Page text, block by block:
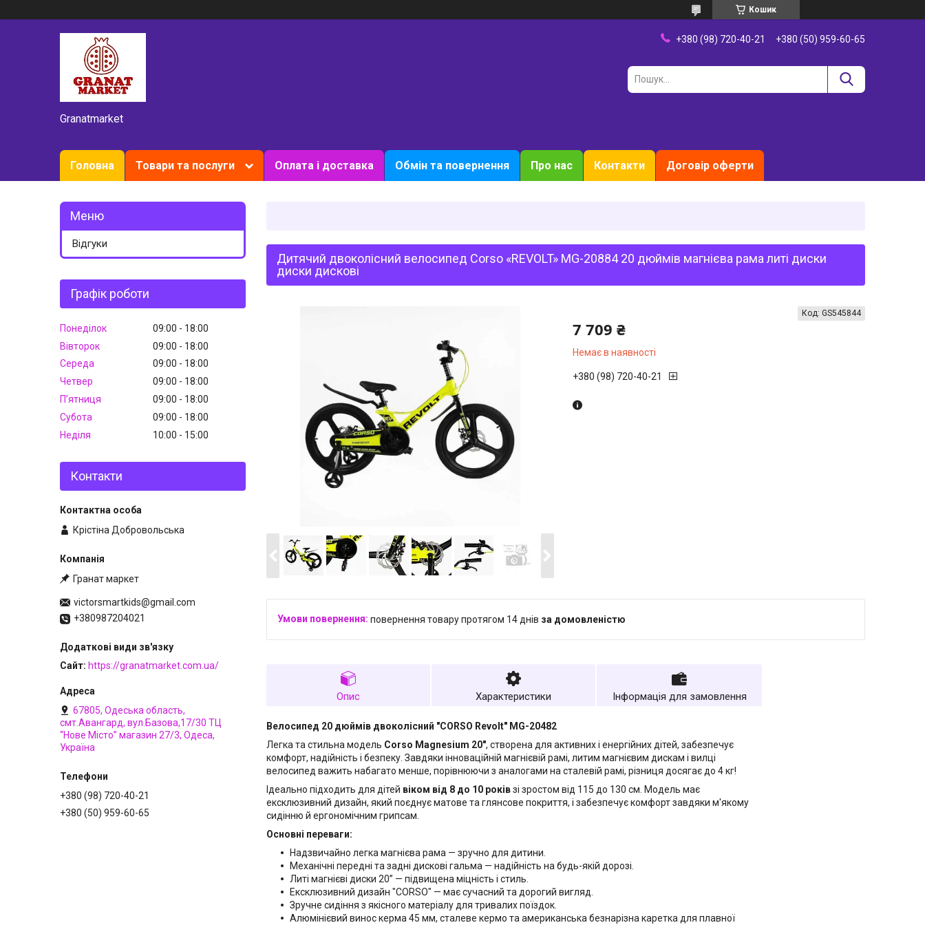
Кошик
Granatmarket
+380 (98) 720-40-21 +380 (50) 959-60-65
Головна Товари та послуги Оплата і доставка Обмін та повернення Про нас Контакти Договір оферти
Дитячий двоколісний велосипед Corso «REVOLT» MG-20884 20 дюймів магнієва рама литі диски
диски дискові
7 709 ₴
Немає в наявності
Код: GS545844
+380 (98) 720-40-21
повернення товару протягом 14 днів за домовленістю
Опис Характеристики Інформація для замовлення
Велосипед 20 дюймів двоколісний "CORSO Revolt" MG-20482
Легка та стильна модель Corso Magnesium 20", створена для активних і енергійних дітей, забезпечує
комфорт, надійність і безпеку. Завдяки інноваційній магнієвій рамі, литим магнієвим дискам і вилці
велосипед важить набагато менше, порівнюючи з аналогами на сталевій рамі, різниця досягає до 4 кг!
Ідеально підходить для дітей віком від 8 до 10 роківзі зростом від 115 до 130 см. Модель має
ексклюзивний дизайн, який поєднує матове та глянсове покриття, і забезпечує комфорт завдяки м'якому
сидінню й ергономічним грипсам.
Основні переваги:
Надзвичайно легка магнієва рама — зручно для дитини.
Механічні передні та задні дискові гальма — надійність на будь-якій дорозі.
Литі магнієві диски 20” — підвищена міцність і стиль.
Ексклюзивний дизайн "CORSO" — має сучасний та дорогий вигляд.
Зручне сидіння з якісного матеріалу для тривалих поїздок.
Алюмінієвий винос керма 45 мм, сталеве кермо та американська безнарізна каретка для плавної
Відгуки
Графік роботи
Понеділок 09:00
18:00
Вівторок
09:00
18:00
Середа
09:00
18:00
Четвер
09:00
18:00
Пʼятниця
09:00
18:00
Субота
09:00
18:00
Неділя
10:00 15:00
Контакти
Крістіна Добровольська
Гранат маркет
victorsmartkids@gmail.com
+380987204021
Сайт https://granatmarket.com.ua/
67805, Одеська область,
смт.Авангард, вул.Базова,17/30 ТЦ
“Нове Місто” магазин 27/3, Одеса,
Україна
+380 (98) 720-40-21
+380 (50) 959-60-65